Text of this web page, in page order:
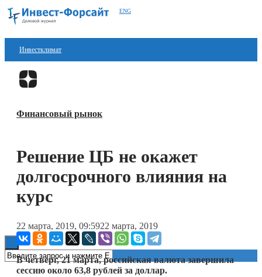
ENG
Инвестклимат
Финансы
Блокчейн
Финансовый рынок
Решение ЦБ не окажет
долгосрочного влияния на
курс
22 марта, 2019, 09:5922 марта, 2019
В четверг, 21 марта, российская валюта завершила
сессию около 63,8 рублей за доллар.